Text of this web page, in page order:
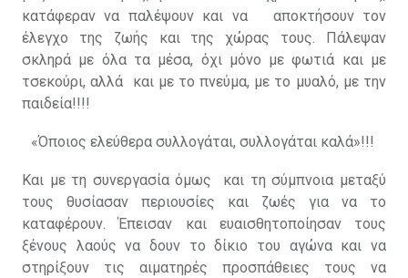
κατάφεραν να παλέψουν και να αποκτήσουν τον
έλεγχο της ζωής και της χώρας τους. Πάλεψαν
σκληρά με όλα τα μέσα, όχι μόνο με φωτιά και με
τσεκούρι, αλλά και με το πνεύμα, με το μυαλό, με την
παιδεία!!!!
«Όποιος ελεύθερα συλλογάται, συλλογάται καλά»!!!
Και με τη συνεργασία όμως και τη σύμπνοια μεταξύ
τους θυσίασαν περιουσίες και ζωές για να το
καταφέρουν. Έπεισαν και ευαισθητοποίησαν τους
ξένους λαούς να δουν το δίκιο του αγώνα και να
στηρίξουν τις αιματηρές προσπάθειες τους να